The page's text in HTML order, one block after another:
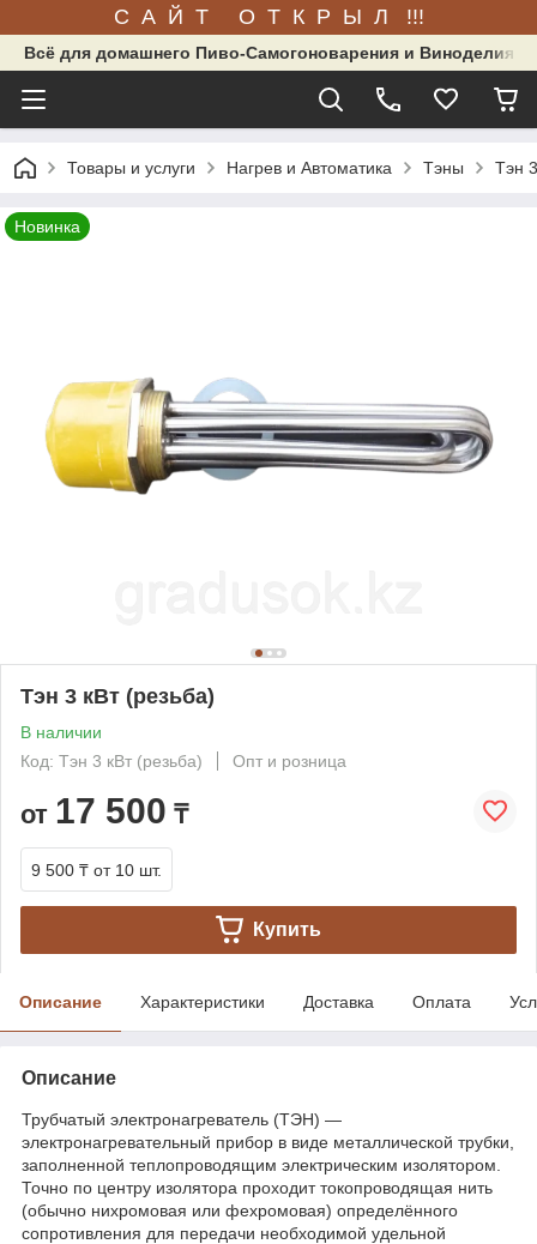
С А Й Т О Т К Р Ы Л !!!
Всё для домашнего Пиво-Самогоноварения и Виноделия.
Товары и услуги Нагрев и Автоматика Тэны Тэн
Новинка
Тэн 3 кВт (резьба)
В наличии
Код: Тэн 3 кВт (резьба)
Опт и розница
от 17 500 ₸
9 500 ₸ от 10 шт.
Купить
Описание Характеристики Доставка Оплата
Описание
Трубчатый электронагреватель (ТЭН) —
электронагревательный прибор в виде металлической трубки,
заполненной теплопроводящим электрическим изолятором.
Точно по центру изолятора проходит токопроводящая нить
(обычно нихромовая или фехромовая) определённого
сопротивления для передачи необходимой удельной